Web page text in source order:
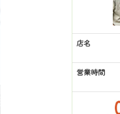
店名
営業時間